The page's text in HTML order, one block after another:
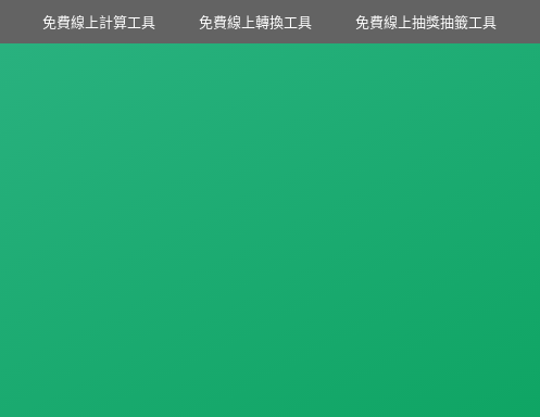
免費線上計算工具 免費線上轉換工具 免費線上抽獎抽籤工具